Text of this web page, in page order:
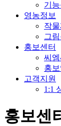
기
영농정보
작
그
홍보센터
씨
홍
고객지원
1:1
홍보센